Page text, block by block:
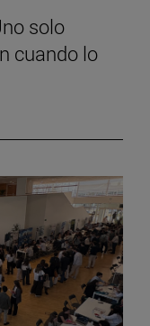
solo
cuando lo